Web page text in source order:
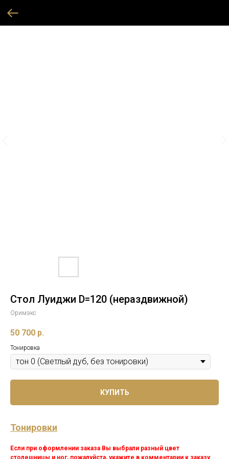
Стол Луиджи D=120 (нераздвижной)
Оримэкс
50 700 р.
Тонировка
КУПИТЬ
Тонировки
Если при оформлении заказа Вы выбрали разный цвет